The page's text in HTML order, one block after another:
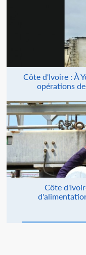
Côte d'Ivoire : À
opérations
Côte